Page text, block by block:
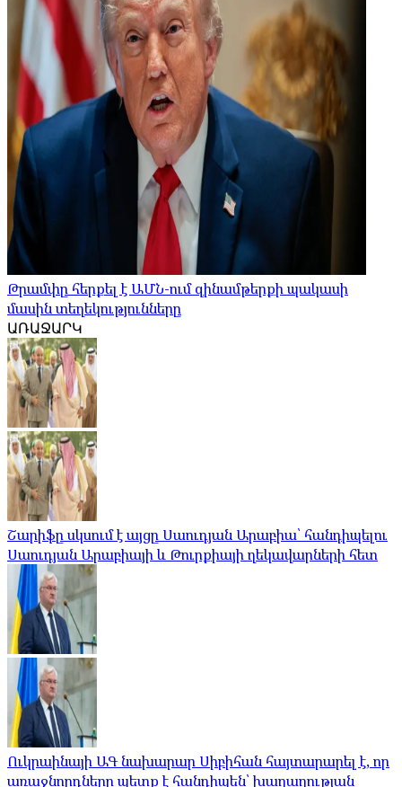
Թրամփը հերքել է ԱՄՆ-ում զինամթերքի պակասի
մասին տեղեկությունները
ԱՌԱՋԱՐԿ
Շարիֆը սկսում է այցը Սաուդյան Արաբիա՝ հանդիպելու
Սաուդյան Արաբիայի և Թուրքիայի ղեկավարների հետ
Ուկրաինայի ԱԳ նախարար Սիբիհան հայտարարել է, որ
առաջնորդները պետք է հանդիպեն՝ խաղաղության